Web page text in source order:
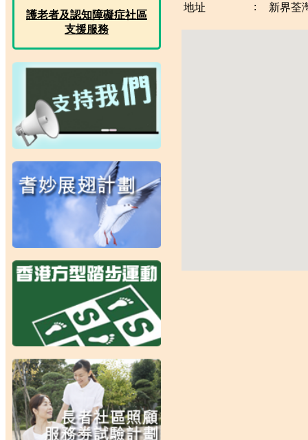
護老者及認知障礙症社區
支援服務
地址
: 新界荃